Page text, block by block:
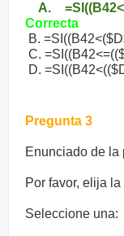
A.
Correcta
B.
C.
D.
Pregunta 3
Enunciado de la
Por favor, elija
Seleccione una: